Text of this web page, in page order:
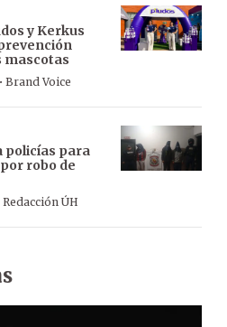
y Kerkus
mascotas
· Brand Voice
policías para
robo de
Redacción ÚH